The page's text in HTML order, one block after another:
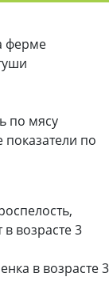
ферме
по мясу
по
в возрасте 3
в возрасте 3